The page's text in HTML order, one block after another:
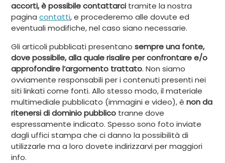
accorti, è possibile contattarci tramite la nostra
paginacontatti, e procederemo alle dovute ed
eventuali modifiche, nel caso siano necessarie.
Gli articoli pubblicati presentano sempre una fonte,
dove possibile, alla quale risalire per confrontare e/o
approfondire l’argomento trattato. Non siamo
ovviamente responsabili per i contenuti presenti nei
siti linkati come fonti. Allo stesso modo, il materiale
multimediale pubblicato (immagini e video), ènon da
ritenersi di dominio pubblico tranne dove
espressamente indicato. Spesso sono foto inviate
dagli uffici stampa che ci danno la possibilità di
utilizzarle ma a loro dovete indirizzarvi per maggiori
info.